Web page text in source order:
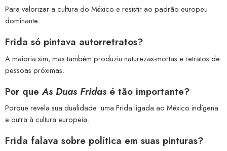
Para valorizar a cultura do México e resistir ao padrão europeu
dominante.
Frida só pintava autorretratos?
A maioria sim, mas também produziu naturezas-mortas e retratos de
pessoas próximas.
Por queAs Duas Fridas é tão importante?
Porque revela sua dualidade: uma Frida ligada ao México indígena
e outra à cultura europeia.
Frida falava sobre política em suas pinturas?